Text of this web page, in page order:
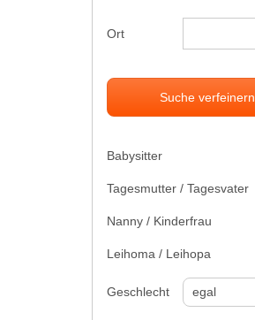
Ort
Suche verfeinern
Babysitter
Tagesmutter / Tagesvater
Nanny / Kinderfrau
Leihoma / Leihopa
Geschlecht